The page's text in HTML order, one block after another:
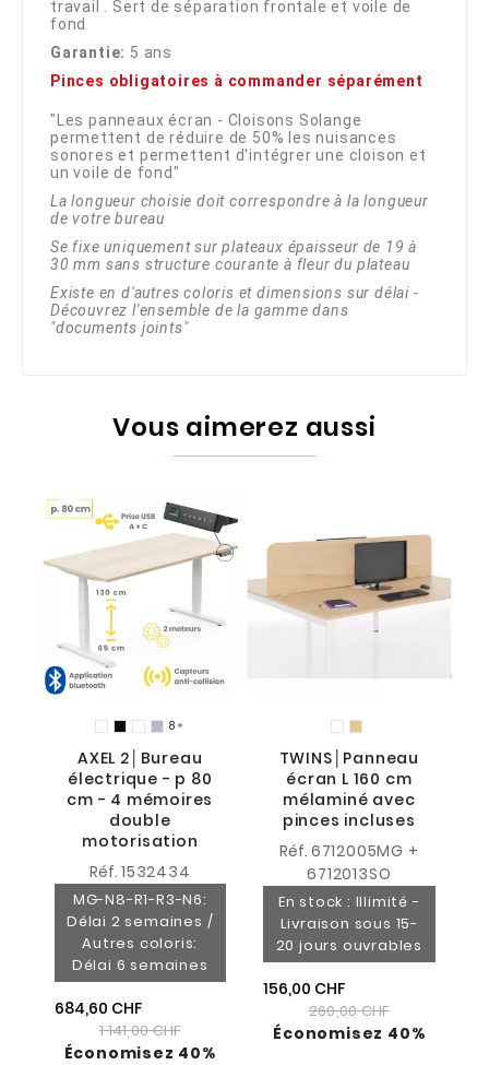
travail . Sert de séparation frontale et voile de
fond
Garantie: 5 ans
Pinces obligatoires à commander séparément
"Les panneaux écran - Cloisons Solange
permettent de réduire de 50% les nuisances
sonores et permettent d'intégrer une cloison et
un voile de fond"
La longueur choisie doit correspondre à la longueur
de votre bureau
Se fixe uniquement sur plateaux épaisseur de 19 à
30 mm sans structure courante à fleur du plateau
Existe en d'autres coloris et dimensions sur délai -
Découvrez l'ensemble de la gamme dans
"documents joints"
Vous aimerez aussi
8 
AXEL 2│Bureau
électrique - p 80
cm - 4 mémoires
double
motorisation
Réf. 1532434
MG-N8-R1-R3-N6:
Délai 2 semaines /
Autres coloris:
Délai 6 semaines
684,60 CHF
1 141,00 CHF
Économisez 40%
TWINS│Panneau
écran L 160 cm
mélaminé avec
pinces incluses
Réf. 6712005MG +
6712013SO
En stock : Illimité -
Livraison sous 15-
20 jours ouvrables
156,00 CHF
260,00 CHF
Économisez 40%